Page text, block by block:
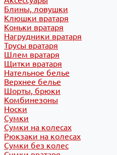
Блины, ловушки
Клюшки вратаря
Коньки вратаря
Нагрудники вратаря
Трусы вратаря
Шлем вратаря
Щитки вратаря
Нательное белье
Верхнее белье
Шорты, брюки
Комбинезоны
Носки
Сумки
Сумки на колесах
Рюкзаки на колесах
Сумки без колес